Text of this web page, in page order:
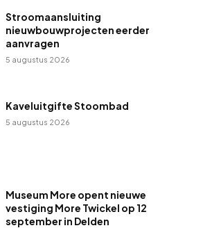
Stroomaansluiting
nieuwbouwprojecten eerder
aanvragen
5 augustus 2026
Kaveluitgifte Stoombad
5 augustus 2026
Museum More opent nieuwe
vestiging More Twickel op 12
september in Delden